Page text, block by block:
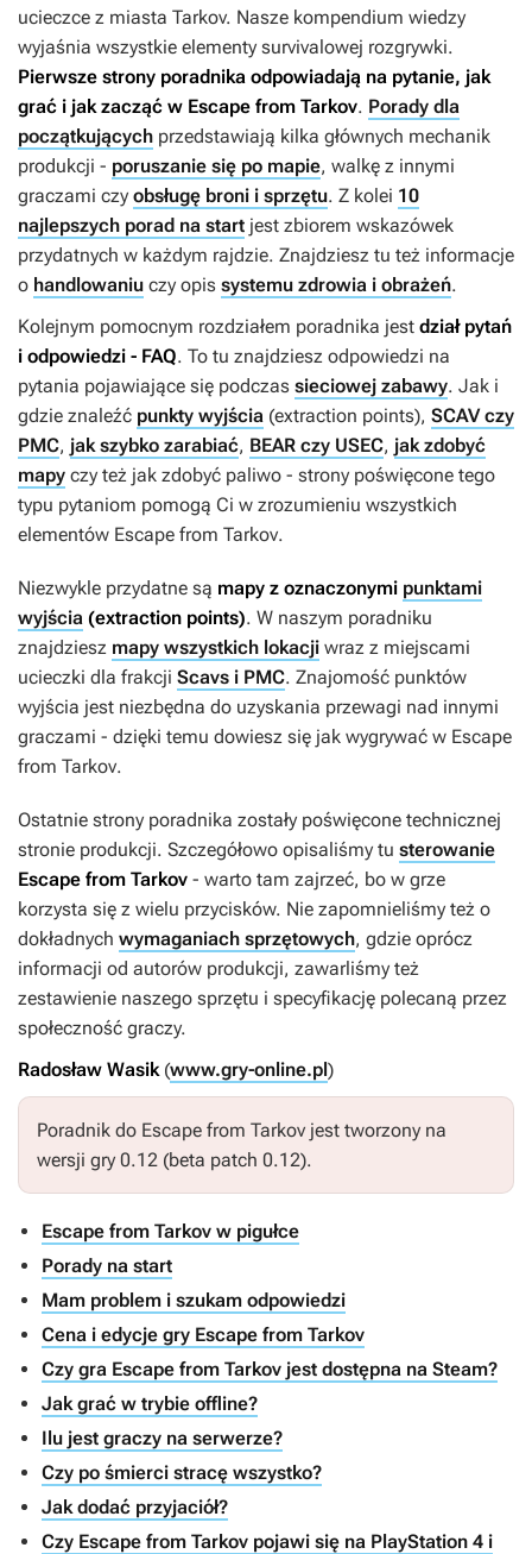
ucieczce z miasta Tarkov. Nasze kompendium wiedzy
wyjaśnia wszystkie elementy survivalowej rozgrywki.
Pierwsze strony poradnika odpowiadają na pytanie, jak
grać i jak zacząć w Escape from Tarkov. Porady dla
początkujących przedstawiają kilka głównych mechanik
produkcji - poruszanie się po mapie, walkę z innymi
graczami czy obsługę broni i sprzętu. Z kolei 10
najlepszych porad na start jest zbiorem wskazówek
przydatnych w każdym rajdzie. Znajdziesz tu też informacje
o handlowaniu czy opis systemu zdrowia i obrażeń.
Kolejnym pomocnym rozdziałem poradnika jest dział pytań
i odpowiedzi - FAQ. To tu znajdziesz odpowiedzi na
pytania pojawiające się podczas sieciowej zabawy. Jak i
gdzie znaleźć punkty wyjścia (extraction points), SCAV czy
PMC, jak szybko zarabiać, BEAR czy USEC, jak zdobyć
mapy czy też jak zdobyć paliwo - strony poświęcone tego
typu pytaniom pomogą Ci w zrozumieniu wszystkich
elementów Escape from Tarkov.
Niezwykle przydatne są mapy z oznaczonymi punktami
wyjścia (extraction points). W naszym poradniku
znajdziesz mapy wszystkich lokacji wraz z miejscami
ucieczki dla frakcji Scavs i PMC. Znajomość punktów
wyjścia jest niezbędna do uzyskania przewagi nad innymi
graczami - dzięki temu dowiesz się jak wygrywać w Escape
from Tarkov.
Ostatnie strony poradnika zostały poświęcone technicznej
stronie produkcji. Szczegółowo opisaliśmy tu sterowanie
Escape from Tarkov - warto tam zajrzeć, bo w grze
korzysta się z wielu przycisków. Nie zapomnieliśmy też o
dokładnych wymaganiach sprzętowych, gdzie oprócz
informacji od autorów produkcji, zawarliśmy też
zestawienie naszego sprzętu i specyfikację polecaną przez
społeczność graczy.
Radosław Wasik (www.gry-online.pl)
Poradnik do Escape from Tarkov jest tworzony na
wersji gry 0.12 (beta patch 0.12).
Escape from Tarkov w pigułce
Porady na start
Mam problem i szukam odpowiedzi
Cena i edycje gry Escape from Tarkov
Czy gra Escape from Tarkov jest dostępna na Steam?
Jak grać w trybie offline?
Ilu jest graczy na serwerze?
Czy po śmierci stracę wszystko?
Jak dodać przyjaciół?
Czy Escape from Tarkov pojawi się na PlayStation 4 i